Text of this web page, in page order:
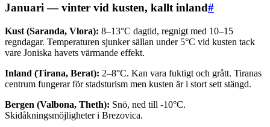
Januari — vinter vid kusten, kallt inland#
Kust (Saranda, Vlora): 8–13°C dagtid, regnigt med 10–15
regndagar. Temperaturen sjunker sällan under 5°C vid kusten tack
vare Joniska havets värmande effekt.
Inland (Tirana, Berat): 2–8°C. Kan vara fuktigt och grått. Tiranas
centrum fungerar för stadsturism men kusten är i stort sett stängd.
Bergen (Valbona, Theth): Snö, ned till -10°C.
Skidåkningsmöjligheter i Brezovica.